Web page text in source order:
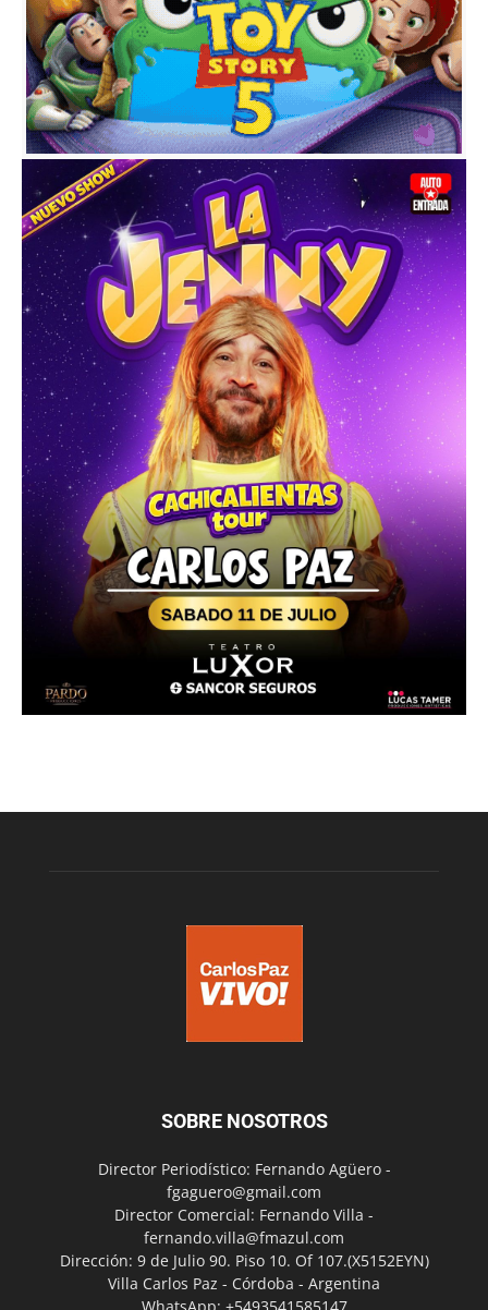
SOBRE NOSOTROS
Director Periodístico: Fernando Agüero -
fgaguero@gmail.com
Director Comercial: Fernando Villa -
fernando.villa@fmazul.com
Dirección: 9 de Julio 90. Piso 10. Of 107.(X5152EYN)
Villa Carlos Paz - Córdoba - Argentina